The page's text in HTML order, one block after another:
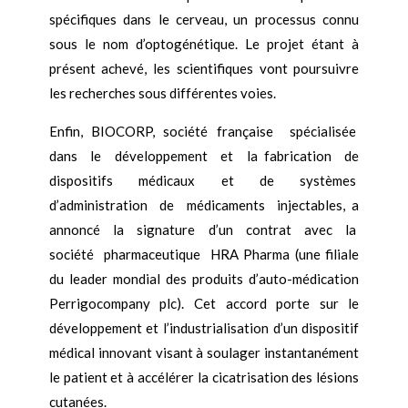
spécifiques dans le cerveau, un processus connu
sous le nom d’optogénétique. Le projet étant à
présent achevé, les scientifiques vont poursuivre
les recherches sous différentes voies.
Enfin, BIOCORP, société française spécialisée
dans le développement et la fabrication de
dispositifs médicaux et de systèmes
d’administration de médicaments injectables, a
annoncé la signature d’un contrat avec la
société pharmaceutique HRA Pharma (une filiale
du leader mondial des produits d’auto-médication
Perrigocompany plc). Cet accord porte sur le
développement et l’industrialisation d’un dispositif
médical innovant visant à soulager instantanément
le patient et à accélérer la cicatrisation des lésions
cutanées.